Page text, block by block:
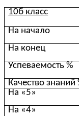
10б класс
На начало
На конец
Успеваемость %
Качество знаний
На «5»
На «4»